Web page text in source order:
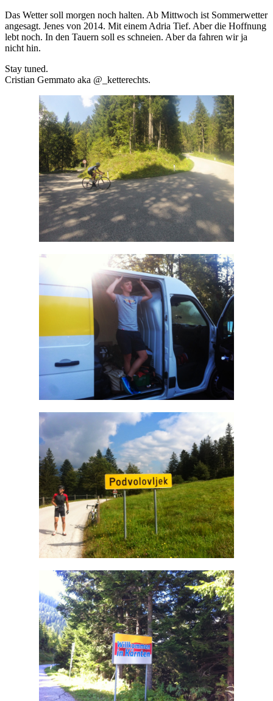
Das Wetter soll morgen noch halten. Ab Mittwoch ist Sommerwetter
angesagt. Jenes von 2014. Mit einem Adria Tief. Aber die Hoffnung
lebt noch. In den Tauern soll es schneien. Aber da fahren wir ja
nicht hin.
Stay tuned.
Cristian Gemmato aka @_ketterechts.